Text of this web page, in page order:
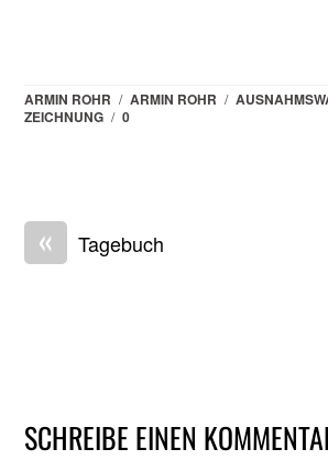
ARMIN ROHR / ARMIN ROHR /
ZEICHNUNG / 0
« Tagebuch
SCHREIBE EINEN